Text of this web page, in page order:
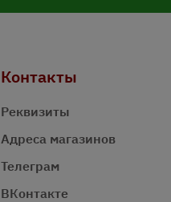
Контакты
Реквизиты
Адреса магазинов
Телеграм
ВКонтакте